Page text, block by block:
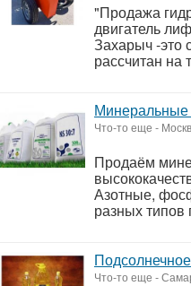
"Продажа
двигатель
Захарыч -это
рассчитан на
Что-то еще -
Продаём
Азотные,
разных типов
Что-то еще -